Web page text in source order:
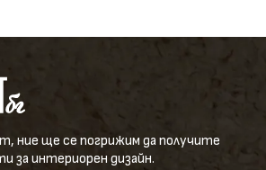
ние ще се погрижим да получите
за интериорен дизайн.